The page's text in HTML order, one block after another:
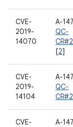
CVE-
2019-
14070
A-
QC-
[2]
CVE-
2019-
14104
A-
QC-
CVE-
A-